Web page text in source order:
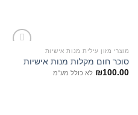
מוצרי מזון עילית מנות אישיות
סוכר חום מקלות מנות אישיות
₪100.00 לא כולל מע"מ